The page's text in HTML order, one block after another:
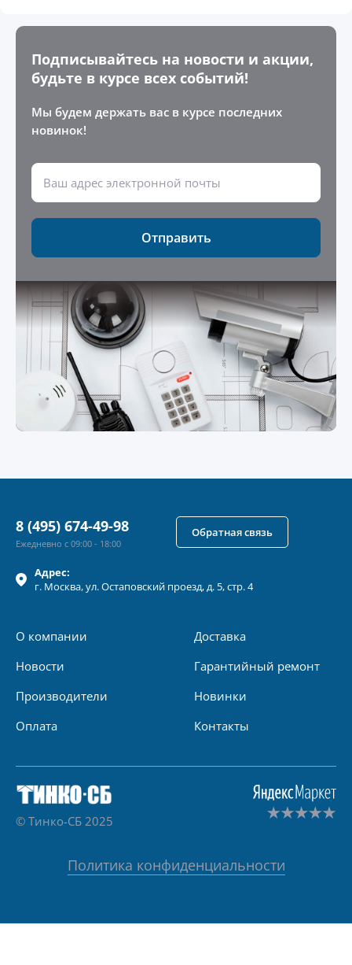
Подписывайтесь на новости и акции,
будьте в курсе всех событий!
Мы будем держать вас в курсе последних
новинок!
Отправить
Адрес:
г. Москва, ул.Остаповский проезд, д. 5, стр. 4
О компании
Новости
Производители
Оплата
Доставка
Гарантийный ремонт
Новинки
Контакты
8 (495) 674-49-98
Ежедневно с 09:00 - 18:00
Обратная связь
© Тинко-СБ 2025
Политика конфиденциальности